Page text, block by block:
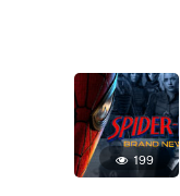
199